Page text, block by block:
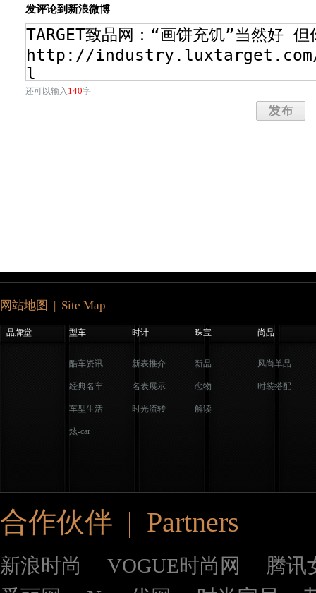
发评论到新浪微博
还可以输入 140字
网站地图 | Site Map
品牌堂 型车 时计 珠宝 尚品
酷车资讯
经典名车
车型生活
炫-car
新表推介
名表展示
时光流转
新品
恋物
解读
风尚单品
时装搭配
合作伙伴 | Partners
新浪时尚 VOGUE时尚网
腾讯